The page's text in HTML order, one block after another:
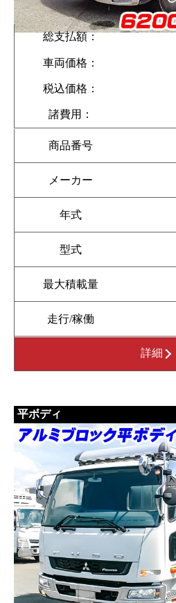
総支払額：
車両価格：
税込価格：
諸費用：
商品番号
メーカー
年式
型式
最大積載量
走行/稼働
詳細
平ボディ